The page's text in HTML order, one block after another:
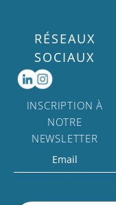
RÉSEAUX
SOCIAUX
INSCRIPTION À
NOTRE
NEWSLETTER